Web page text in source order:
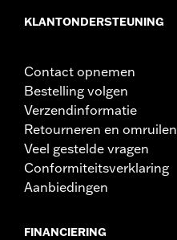
KLANTONDERSTEUNING
Contact opnemen
Bestelling volgen
Verzendinformatie
Retourneren en omruilen
Veel gestelde vragen
Conformiteitsverklaring
Aanbiedingen
FINANCIERING